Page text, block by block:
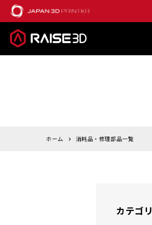
ホーム 消耗品・修理部品一覧
カテゴリ